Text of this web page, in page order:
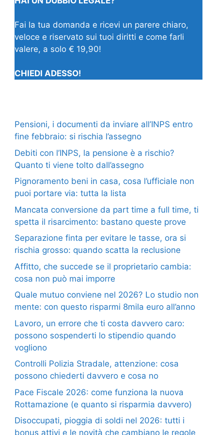
Fai la tua domanda e ricevi un parere chiaro,
veloce e riservato sui tuoi diritti e come farli
valere, a solo € 19,90!
CHIEDI ADESSO!
Pensioni, i documenti da inviare all’INPS entro
fine febbraio: si rischia l’assegno
Debiti con l’INPS, la pensione è a rischio?
Quanto ti viene tolto dall’assegno
Pignoramento beni in casa, cosa l’ufficiale non
puoi portare via: tutta la lista
Mancata conversione da part time a full time, ti
spetta il risarcimento: bastano queste prove
Separazione finta per evitare le tasse, ora si
rischia grosso: quando scatta la reclusione
Affitto, che succede se il proprietario cambia:
cosa non può mai imporre
Quale mutuo conviene nel 2026? Lo studio non
mente: con questo risparmi 8mila euro all’anno
Lavoro, un errore che ti costa davvero caro:
possono sospenderti lo stipendio quando
vogliono
Controlli Polizia Stradale, attenzione: cosa
possono chiederti davvero e cosa no
Pace Fiscale 2026: come funziona la nuova
Rottamazione (e quanto si risparmia davvero)
Disoccupati, pioggia di soldi nel 2026: tutti i
bonus attivi e le novità che cambiano le regole